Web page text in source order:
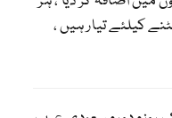
کیلئے تیار ہیں ،